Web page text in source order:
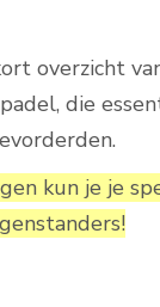
overzicht
die
kun je je